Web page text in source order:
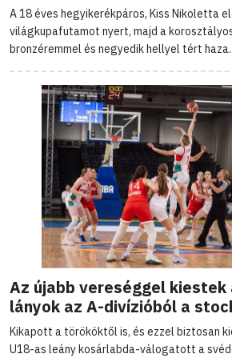
A 18 éves hegyikerékpáros, Kiss Nikoletta
világkupafutamot nyert, majd a
bronzéremmel és negyedik hellyel tért haza.
Az újabb vereséggel kiestek
lányok az A-divízióból a
Kikapott a törököktől is, és ezzel biztosan
U18-as leány kosárlabda-válogatott a